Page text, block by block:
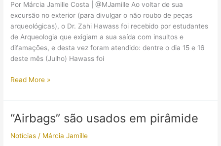
Por Márcia Jamille Costa | @MJamille Ao voltar de sua
excursão no exterior (para divulgar o não roubo de peças
arqueológicas), o Dr. Zahi Hawass foi recebido por estudantes
de Arqueologia que exigiam a sua saída com insultos e
difamações, e desta vez foram atendido: dentre o dia 15 e 16
deste mês (Julho) Hawass foi
Zahi
Read More »
“Airbags” são usados em pirâmide
Notícias / Márcia Jamille